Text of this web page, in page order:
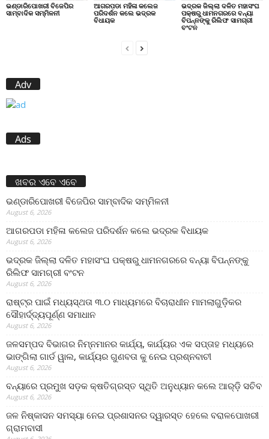
ଭଣ୍ଡାରିପୋଖରୀ ବିଜେପିର
ସାମ୍ବାଦିକ ସମ୍ମିଳନୀ
ଆଗରପଡା ମହିଳା କଲେଜ
ପରିଦର୍ଶନ କଲେ ଭଦ୍ରକ
ବିଧାୟକ
ଭଦ୍ରକ ଜିଲ୍ଲା ଦଳିତ ମହାସଂଘ
ପକ୍ଷରୁ ଧାମନଗରରେ ବନ୍ୟା
ବିପନ୍ନଙ୍କୁ ରିଲିଫ ସାମଗ୍ରୀ
ବଂଟନ
Adv
Ads
ଖବର ଏବେ ଏବେ
ଭଣ୍ଡାରିପୋଖରୀ ବିଜେପିର ସାମ୍ବାଦିକ ସମ୍ମିଳନୀ
August 6, 2026
ଆଗରପଡା ମହିଳା କଲେଜ ପରିଦର୍ଶନ କଲେ ଭଦ୍ରକ ବିଧାୟକ
August 6, 2026
ଭଦ୍ରକ ଜିଲ୍ଲା ଦଳିତ ମହାସଂଘ ପକ୍ଷରୁ ଧାମନଗରରେ ବନ୍ୟା ବିପନ୍ନଙ୍କୁ
ରିଲିଫ ସାମଗ୍ରୀ ବଂଟନ
August 6, 2026
ରାଷ୍ଟ୍ର ପାଇଁ ମଧ୍ୟସ୍ଥତା ୩.୦ ମାଧ୍ୟମରେ ବିଚାରାଧୀନ ମାମଲାଗୁଡ଼ିକର
ସୌହାର୍ଦ୍ଦ୍ୟପୂର୍ଣ୍ଣ ସମାଧାନ
August 6, 2026
ଜଳସମ୍ପଦ ବିଭାଗର ନିମ୍ନମାନର କାର୍ଯ୍ୟ, କାର୍ଯ୍ୟର ଏକ ସପ୍ତାହ ମଧ୍ୟରେ
ଭାଙ୍ଗିଲା ଗାର୍ଡ ୱାଲ, କାର୍ଯ୍ୟର ଗୁଣବତା କୁ ନେଇ ପ୍ରଶ୍ନବାଚୀ
August 6, 2026
ବନ୍ୟାରେ ପ୍ରମୁଖ ସଡ଼କ କ୍ଷତିଗ୍ରସ୍ତ ସ୍ଥିତି ଅନୁଧ୍ୟାନ କଲେ ଆର୍‌ଡ଼ି ସଚିବ
August 6, 2026
ଜଳ ନିଷ୍କାସନ ସମସ୍ୟା ନେଇ ପ୍ରଶାସନର ଦ୍ୱାରସ୍ତ ହେଲେ ବରାଳପୋଖରୀ
ଗ୍ରାମବାସୀ